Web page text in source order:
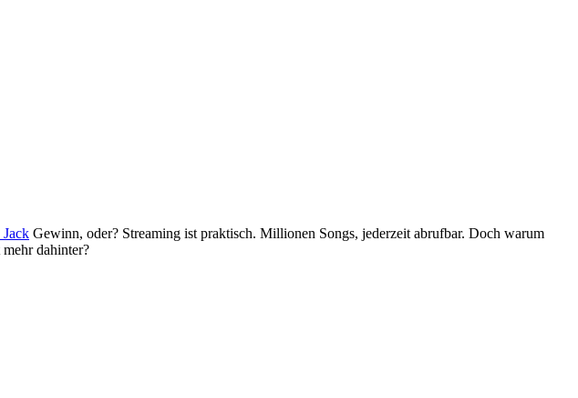
Gewinn, oder? Streaming ist praktisch. Millionen Songs, jederzeit abrufbar. Doch warum
dahinter?